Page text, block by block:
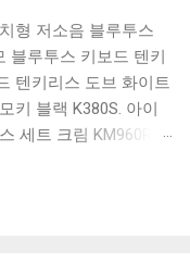
형 저소음 블루투스
블루투스 키보드 텐키
텐키리스 도브 화이트
키 블랙 K380S. 아이
세트 크림 KM960RB